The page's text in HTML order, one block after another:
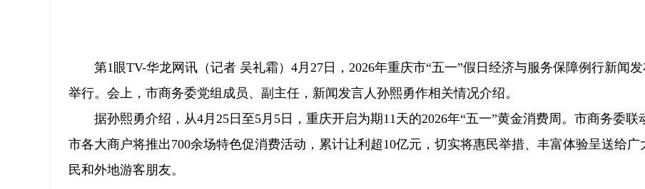
第1眼TV-华龙网讯（记者 吴礼霜）4月27日，2026年重庆市“五一”假日经济与服务保障例行新闻
举行。会上，市商务委党组成员、副主任，新闻发言人孙熙勇作相关情况介绍。
据孙熙勇介绍，从4月25日至5月5日，重庆开启为期11天的2026年“五一”黄金消费周。市商务委联
市各大商户将推出700余场特色促消费活动，累计让利超10亿元，切实将惠民举措、丰富体验呈送给广
民和外地游客朋友。